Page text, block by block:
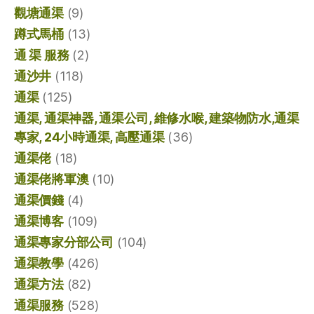
觀塘通渠(9)
蹲式馬桶(13)
通 渠 服務(2)
通沙井 (118)
通渠(125)
通渠, 通渠神器, 通渠公司, 維修水喉, 建築物防水,通渠
專家, 24小時通渠, 高壓通渠(36)
通渠佬(18)
通渠佬將軍澳(10)
通渠價錢(4)
通渠博客(109)
通渠專家分部公司 (104)
通渠教學(426)
通渠方法(82)
通渠服務(528)